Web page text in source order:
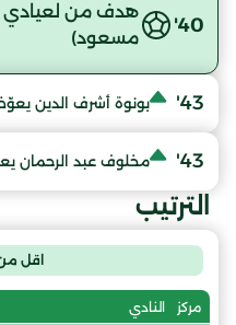
40'
هدف من لعيادي
مسعود)
43' بونوة أشرف الدين
43' مخلوف عبد الرحمان
الترتيب
اقل من 20
مركز النادي